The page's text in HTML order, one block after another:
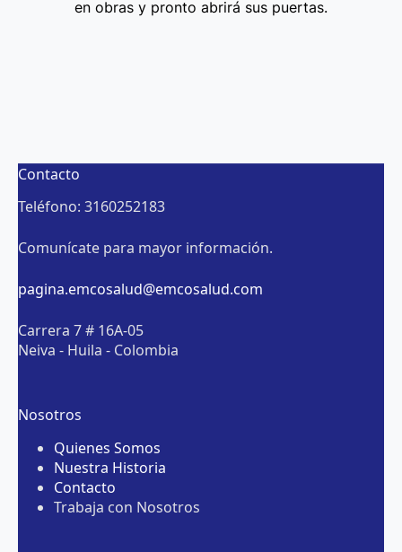
en obras y pronto abrirá sus puertas.
Contacto
Teléfono: 3160252183
Comunícate para mayor información.
pagina.emcosalud@emcosalud.com
Carrera 7 # 16A-05
Neiva - Huila - Colombia
Nosotros
Quienes Somos
Nuestra Historia
Contacto
Trabaja con Nosotros